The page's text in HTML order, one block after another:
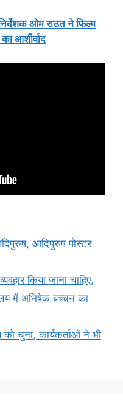
ओम राउत ने फिल्म
आशीर्वाद
,आदिपुरुष पोस्टर
किया जाना चाहिए,
में अभिषेक बच्चन का
चुना, कार्यकर्ताओं ने भी